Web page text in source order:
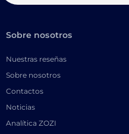
Sobre nosotros
Nuestras reseñas
Sobre nosotros
Contactos
Noticias
Analítica ZOZI